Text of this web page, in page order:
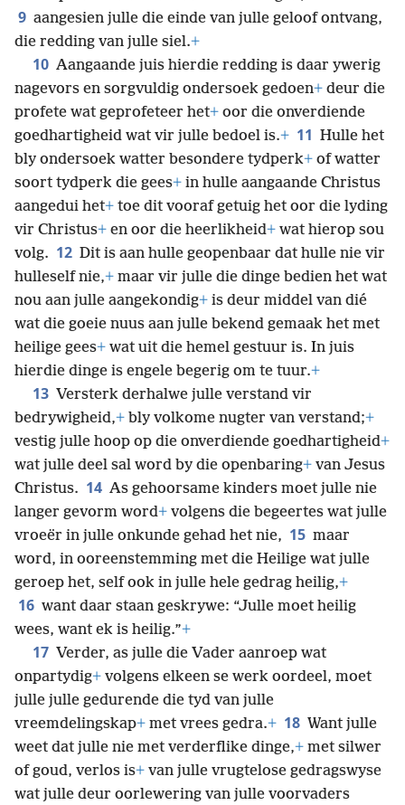
9 aangesien julle die einde van julle geloof ontvang,
die redding van julle siel.+
10 Aangaande juis hierdie redding is daar ywerig
nagevors en sorgvuldig ondersoek gedoen+ deur die
profete wat geprofeteer het+ oor die onverdiende
goedhartigheid wat vir julle bedoel is.+ 11 Hulle het
bly ondersoek watter besondere tydperk+ of watter
soort tydperk die gees+ in hulle aangaande Christus
aangedui het+ toe dit vooraf getuig het oor die lyding
vir Christus+ en oor die heerlikheid+ wat hierop sou
volg. 12 Dit is aan hulle geopenbaar dat hulle nie vir
hulleself nie,+ maar vir julle die dinge bedien het wat
nou aan julle aangekondig+ is deur middel van dié
wat die goeie nuus aan julle bekend gemaak het met
heilige gees+ wat uit die hemel gestuur is. In juis
hierdie dinge is engele begerig om te tuur.+
13 Versterk derhalwe julle verstand vir
bedrywigheid,+ bly volkome nugter van verstand;+
vestig julle hoop op die onverdiende goedhartigheid+
wat julle deel sal word by die openbaring+ van Jesus
Christus. 14 As gehoorsame kinders moet julle nie
langer gevorm word+ volgens die begeertes wat julle
vroeër in julle onkunde gehad het nie, 15 maar
word, in ooreenstemming met die Heilige wat julle
geroep het, self ook in julle hele gedrag heilig,+
16 want daar staan geskrywe: “Julle moet heilig
wees, want ek is heilig.”+
17 Verder, as julle die Vader aanroep wat
onpartydig+ volgens elkeen se werk oordeel, moet
julle julle gedurende die tyd van julle
vreemdelingskap+ met vrees gedra.+ 18 Want julle
weet dat julle nie met verderflike dinge,+ met silwer
of goud, verlos is+ van julle vrugtelose gedragswyse
wat julle deur oorlewering van julle voorvaders